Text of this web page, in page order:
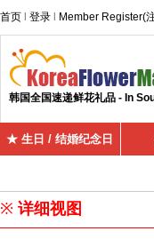
首页 登录 Member Register(
韩国全国速递鲜花礼品 - In
★ 生日 / 结婚纪念日
※ 详细视图